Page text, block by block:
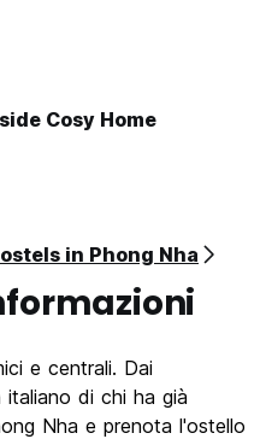
Cosy Home
in Phong Nha
e centrali. Dai
italiano di chi ha già
Nha e prenota l'ostello